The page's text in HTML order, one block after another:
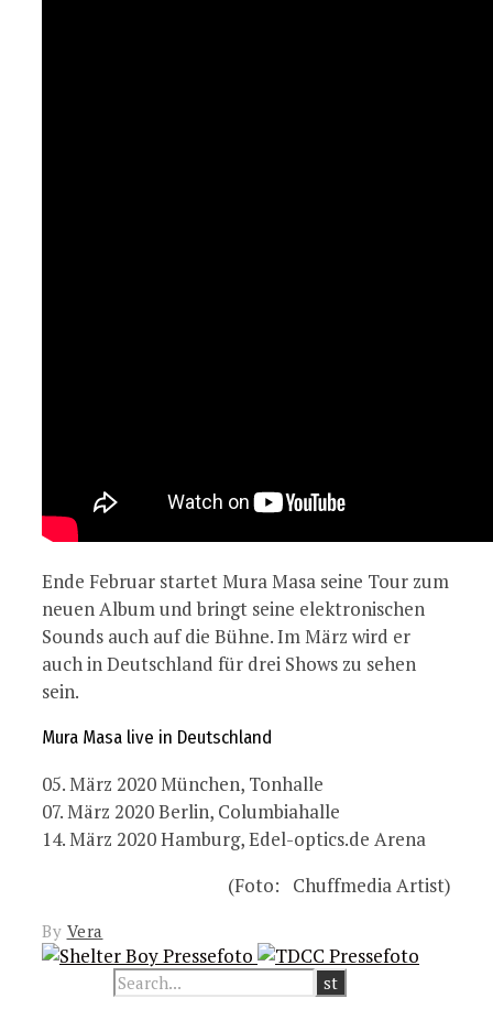
Ende Februar startet Mura Masa seine Tour zum
neuen Album und bringt seine elektronischen
Sounds auch auf die Bühne. Im März wird er
auch in Deutschland für drei Shows zu sehen
sein.
Mura Masa live in Deutschland
05. März 2020 München, Tonhalle
07. März 2020 Berlin, Columbiahalle
14. März 2020 Hamburg, Edel-optics.de Arena
(Foto: Chuffmedia Artist)
By Vera